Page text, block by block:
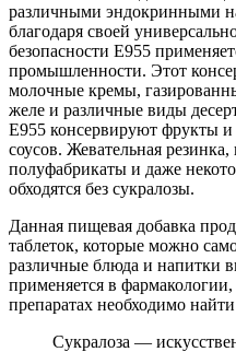
различными эндокринными
благодаря своей
безопасности Е955
промышленности. Этот
молочные кремы,
желе и различные виды
Е955 консервируют фрукты и
соусов. Жевательная
полуфабрикаты и даже
обходятся без сукралозы.
Данная пищевая добавка
таблеток, которые можно
различные блюда и напитки
применяется в
препаратах необходимо
Сукралоза —